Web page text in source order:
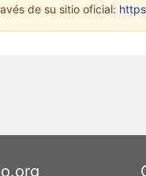
de su sitio oficial: